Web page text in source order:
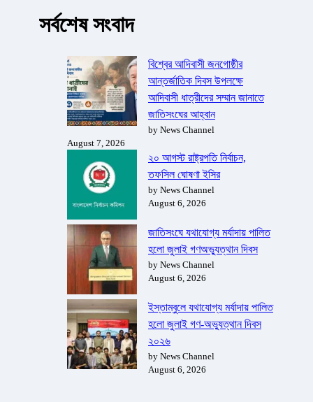
সর্বশেষ সংবাদ
বিশ্বের আদিবাসী জনগোষ্ঠীর
আন্তর্জাতিক দিবস উপলক্ষে
আদিবাসী ধাত্রীদের সম্মান জানাতে
জাতিসংঘের আহ্বান
by News Channel
August 7, 2026
২০ আগস্ট রাষ্ট্রপতি নির্বাচন,
তফসিল ঘোষণা ইসির
by News Channel
August 6, 2026
জাতিসংঘে যথাযোগ্য মর্যাদায় পালিত
হলো জুলাই গণঅভ্যুত্থান দিবস
by News Channel
August 6, 2026
ইস্তাম্বুলে যথাযোগ্য মর্যাদায় পালিত
হলো জুলাই গণ-অভ্যুত্থান দিবস
২০২৬
by News Channel
August 6, 2026